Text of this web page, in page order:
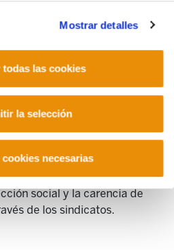
Mostrar detalles
las cookies
la selección
necesarias
normativa cuyo máximo
Adoración Guamán,
del Trabajo de la
laboral con la
norma, la facilidad para
de trabajo, la paulatina
social y la carencia de
de los sindicatos.